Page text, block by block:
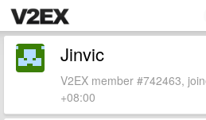
Jinvic
V2EX member #742463,
+08:00